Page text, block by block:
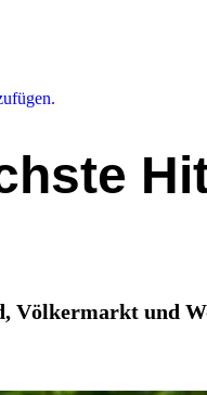
und